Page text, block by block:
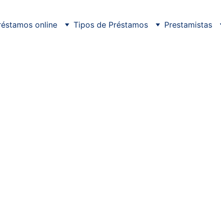
online Tipos de Préstamos Prestamistas